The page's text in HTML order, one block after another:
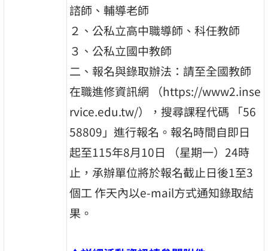
諮師、輔導老師
２、公私立高中職導師、科任教師
３、公私立國中教師
二、報名與錄取辦法：請至全國教師
在職進修資訊網 （https://www2.inse
rvice.edu.tw/），搜尋課程代碼 「56
58809」進行報名。報名時間自即日
起至115年8月10日 （星期一）24時
止，承辦單位將於報名截止日後1至3
個工 作天內以e-mail方式通知錄取結
果。